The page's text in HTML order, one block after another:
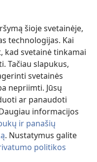
šioje svetainėje,
technologijas. Kai
kad svetainė tinkamai
Tačiau slapukus,
svetainės
nepriimti. Jūsų
ar panaudoti
informacijos
ir panašių
. Nustatymus galite
politikos
Society of Pennsylvania.